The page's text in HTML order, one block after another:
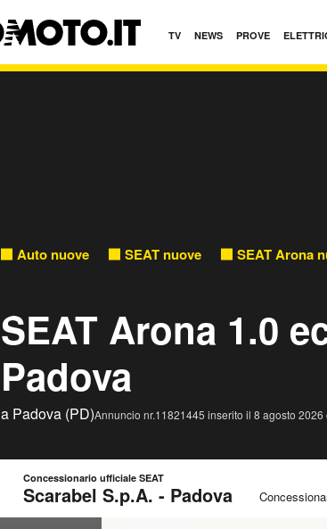
TV NEWS PROVE
Auto nuove SEAT nuove SEAT Arona
SEAT Arona 1.0
Padova
a Padova (PD)Annuncio nr.11821445 inserito il 8 agosto 2026
Concessionario ufficiale SEAT
Scarabel S.p.A. - Padova